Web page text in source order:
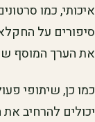
איכותי, כמו
סיפורים על
את הערך המוסף
כמו כן, שיתופי
יכולים להרחיב